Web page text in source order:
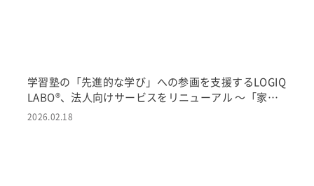
学習塾の「先進的な学び」への参画を支援するLOGIQ
LABO®、法人向けサービスをリニューアル 〜「家庭
学習向け紹介プラン」を新たに追加し、家庭学習で塾
2026.02.18